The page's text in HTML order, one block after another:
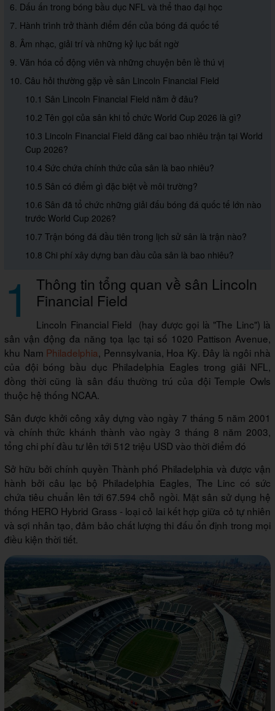
6. Dấu ấn trong bóng bầu dục NFL và thể thao đại học
7. Hành trình trở thành điểm đến của bóng đá quốc tế
8. Âm nhạc, giải trí và những kỷ lục bất ngờ
9. Văn hóa cổ động viên và những chuyện bên lề thú vị
10. Câu hỏi thường gặp về sân Lincoln Financial Field
10.1 Sân Lincoln Financial Field nằm ở đâu?
10.2 Tên gọi của sân khi tổ chức World Cup 2026 là gì?
10.3 Lincoln Financial Field đăng cai bao nhiêu trận tại World
Cup 2026?
10.4 Sức chứa chính thức của sân là bao nhiêu?
10.5 Sân có điểm gì đặc biệt về môi trường?
10.6 Sân đã tổ chức những giải đấu bóng đá quốc tế lớn nào
trước World Cup 2026?
10.7 Trận bóng đá đầu tiên trong lịch sử sân là trận nào?
10.8 Chi phí xây dựng ban đầu của sân là bao nhiêu?
1 Thông tin tổng quan về sân Lincoln
Financial Field
Lincoln Financial Field (hay được gọi là "The Linc") là
sân vận động đa năng tọa lạc tại số 1020 Pattison Avenue,
khu Nam Philadelphia, Pennsylvania, Hoa Kỳ. Đây là ngôi nhà
của đội bóng bầu dục Philadelphia Eagles trong giải NFL,
đồng thời cũng là sân đấu thường trú của đội Temple Owls
thuộc hệ thống NCAA.
Sân được khởi công xây dựng vào ngày 7 tháng 5 năm 2001
và chính thức khánh thành vào ngày 3 tháng 8 năm 2003,
tổng chi phí đầu tư lên tới 512 triệu USD vào thời điểm đó
Sở hữu bởi chính quyền Thành phố Philadelphia và được vận
hành bởi câu lạc bộ Philadelphia Eagles, The Linc có sức
chứa tiêu chuẩn lên tới 67.594 chỗ ngồi. Mặt sân sử dụng hệ
thống HERO Hybrid Grass - loại cỏ lai kết hợp giữa cỏ tự nhiên
và sợi nhân tạo, đảm bảo chất lượng thi đấu ổn định trong mọi
điều kiện thời tiết.